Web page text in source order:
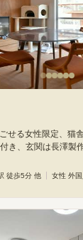
せる女性限定、猫
き、玄関は長澤製
徒歩5分 他
女性 外